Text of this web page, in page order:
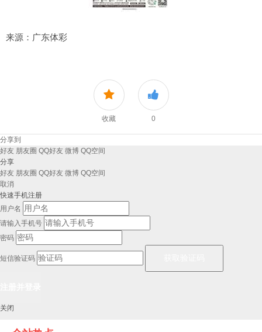
来源：广东体彩
收藏 0
分享到
好友 朋友圈 QQ好友 微博 QQ空间
分享
好友 朋友圈 QQ好友 微博 QQ空间
取消
快速手机注册
用户名
请输入手机号
密码
短信验证码
关闭